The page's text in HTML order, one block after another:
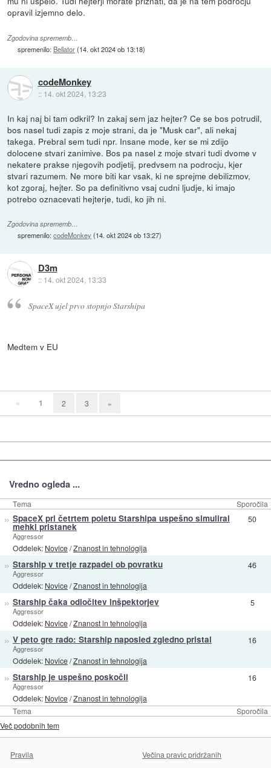
opravil izjemno delo.
Zgodovina sprememb…
spremenilo: Bellator(14. okt 2024 ob 13:18)
codeMonkey
:: 14. okt 2024, 13:23
In kaj naj bi tam odkril? In zakaj sem jaz hejter? Ce se bos potrudil,
bos nasel tudi zapis z moje strani, da je "Musk car", ali nekaj
takega. Prebral sem tudi npr. Insane mode, ker se mi zdijo
dolocene stvari zanimive. Bos pa nasel z moje stvari tudi dvome v
nekatere prakse njegovih podjetij, predvsem na podrocju, kjer
stvari razumem. Ne more biti kar vsak, ki ne sprejme debilizmov,
kot zgoraj, hejter. So pa definitivno vsaj cudni ljudje, ki imajo
potrebo oznacevati hejterje, tudi, ko jih ni.
Zgodovina sprememb…
spremenilo:codeMonkey (14. okt 2024 ob 13:27)
D3m
:: 14. okt 2024, 13:33
SpaceX ujel prvo stopnjo Starshipa
Medtem v EU
« 1 2 3 »
Vredno ogleda ...
Tema Sporočila
Tema Sporočila
» SpaceX pri četrtem poletu Starshipa uspešno simuliral
mehki pristanek
Aggressor
Oddelek: Novice/Znanost in tehnologija
50
» Starship v tretje razpadel ob povratku
Aggressor
Oddelek: Novice/Znanost in tehnologija
46
» Starship čaka odločitev inšpektorjev
Aggressor
Oddelek: Novice/Znanost in tehnologija
5
» V peto gre rado: Starship naposled zgledno pristal
Aggressor
Oddelek: Novice/Znanost in tehnologija
16
» Starship je uspešno poskočil
Aggressor
Oddelek: Novice/Znanost in tehnologija
16
Več podobnih tem
Pravila Večina pravic pridržanih